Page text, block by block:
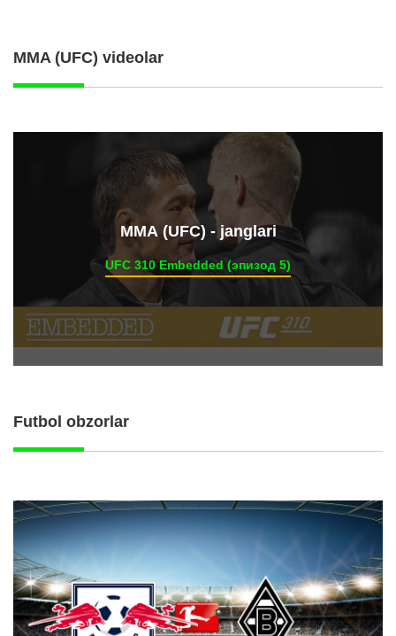
MMA (UFC) videolar
ММА (UFC) - janglari
UFC 310 Embedded (эпизод 5)
Futbol obzorlar